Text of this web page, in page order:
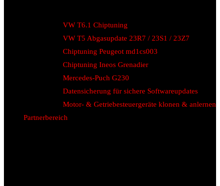
VW T6.1 Chiptuning
VW T5 Abgasupdate 23R7 / 23S1 / 23Z7
Chiptuning Peugeot md1cs003
Chiptuning Ineos Grenadier
Mercedes-Puch G230
Datensicherung für sichere Softwareupdates
Motor- & Getriebesteuergeräte klonen & anlernen
Partnerbereich